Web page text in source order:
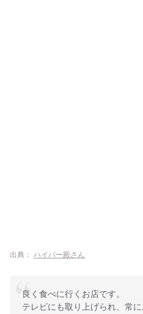
出典： ハイパー殿さん
良く食べに行くお店です。
テレビにも取り上げられ、常